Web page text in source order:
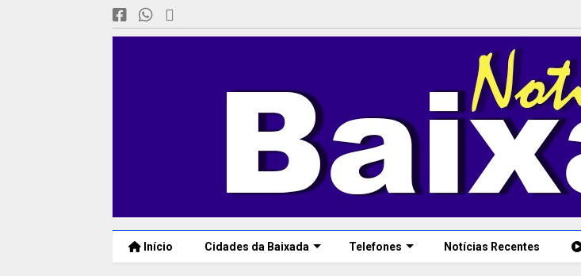
Início Cidades da Baixada Telefones Notícias Recentes